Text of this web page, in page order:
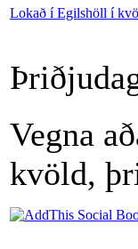
Lokað í Egilshöll í
Vegna
kvöld,